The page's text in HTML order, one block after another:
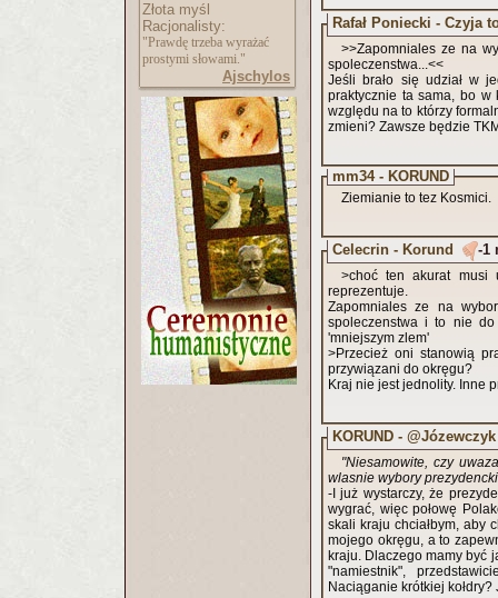
Złota myśl
Racjonalisty:
"Prawdę trzeba wyrażać
prostymi słowami."
Ajschylos
Rafał Poniecki - Czyja
>>Zapomniales ze na
spoleczenstwa...<<
Jeśli brało się udział w
praktycznie ta sama, bo w
względu na to którzy
zmieni? Zawsze będzie
mm34 - KORUND
Ziemianie to tez Kosmici.
Celecrin - Korund -1
>choć ten akurat musi
reprezentuje.
Zapomniales ze na
spoleczenstwa i to nie
'mniejszym zlem'
>Przecież oni stanowią
przywiązani do okręgu?
Kraj nie jest jednolity. Inne
KORUND - @Józewczyk
"Niesamowite, czy
wlasnie wybory
-I już wystarczy, że
wygrać, więc połowę
skali kraju chciałbym, aby
mojego okręgu, a to
kraju. Dlaczego mamy być
"namiestnik",
Naciąganie krótkiej